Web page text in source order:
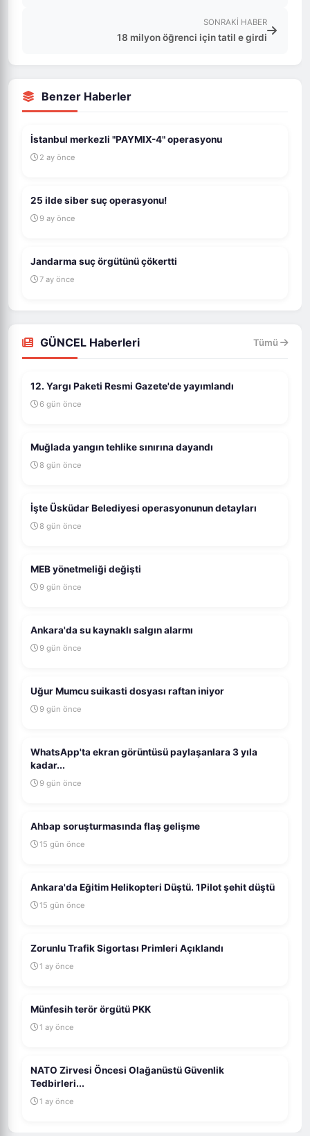
SONRAKI HABER
18 milyon öğrenci için tatil e girdi
Benzer Haberler
İstanbul merkezli "PAYMIX-4" operasyonu
2 ay önce
25 ilde siber suç operasyonu!
9 ay önce
Jandarma suç örgütünü çökertti
7 ay önce
GÜNCEL Haberleri Tümü
12. Yargı Paketi Resmi Gazete'de yayımlandı
6 gün önce
Muğlada yangın tehlike sınırına dayandı
8 gün önce
İşte Üsküdar Belediyesi operasyonunun detayları
8 gün önce
MEB yönetmeliği değişti
9 gün önce
Ankara'da su kaynaklı salgın alarmı
9 gün önce
Uğur Mumcu suikasti dosyası raftan iniyor
9 gün önce
WhatsApp'ta ekran görüntüsü paylaşanlara 3 yıla
kadar...
9 gün önce
Ahbap soruşturmasında flaş gelişme
15 gün önce
Ankara'da Eğitim Helikopteri Düştü. 1Pilot şehit düştü
15 gün önce
Zorunlu Trafik Sigortası Primleri Açıklandı
1 ay önce
Münfesih terör örgütü PKK
1 ay önce
NATO Zirvesi Öncesi Olağanüstü Güvenlik
Tedbirleri...
1 ay önce